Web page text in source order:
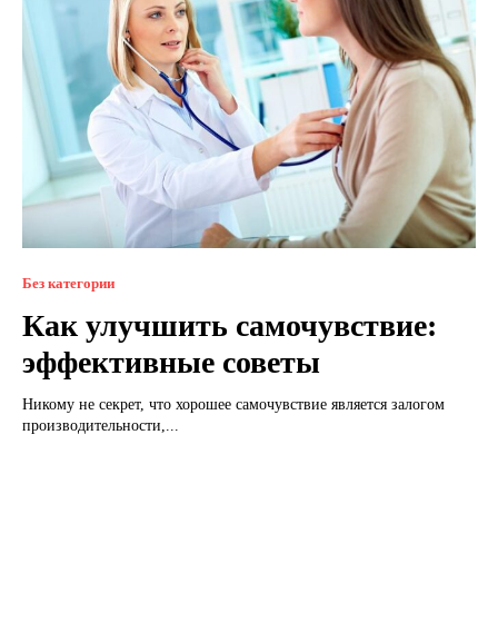
Без категории
Как улучшить самочувствие:
эффективные советы
Никому не секрет, что хорошее самочувствие является залогом
производительности,...